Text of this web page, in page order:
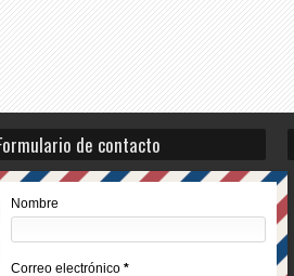
de contacto
Nombre
Correo electrónico *